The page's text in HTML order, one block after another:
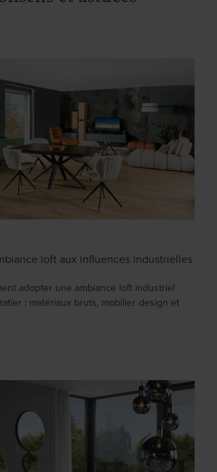
loft aux influences industrielles
adopter une ambiance loft industriel
: matériaux bruts, mobilier design et